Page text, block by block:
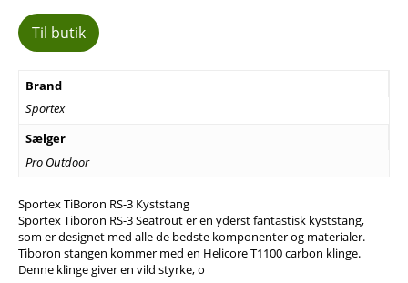
Til butik
Brand
Sportex
Sælger
Pro Outdoor
Sportex TiBoron RS-3 Kyststang
Sportex Tiboron RS-3 Seatrout er en yderst fantastisk kyststang,
som er designet med alle de bedste komponenter og materialer.
Tiboron stangen kommer med en Helicore T1100 carbon klinge.
Denne klinge giver en vild styrke, o